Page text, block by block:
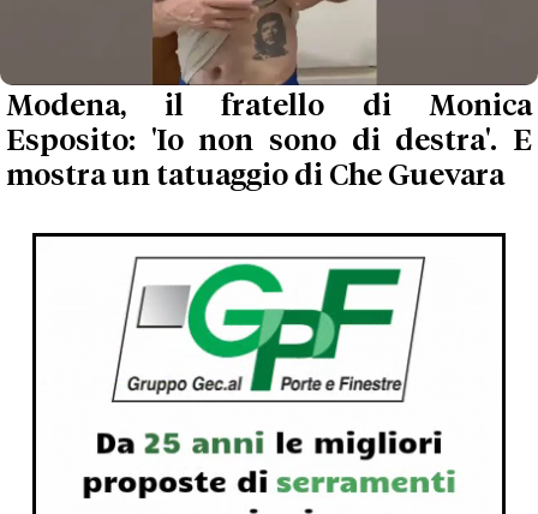
Modena, il fratello di Monica
Esposito: 'Io non sono di destra'. E
mostra un tatuaggio di Che Guevara